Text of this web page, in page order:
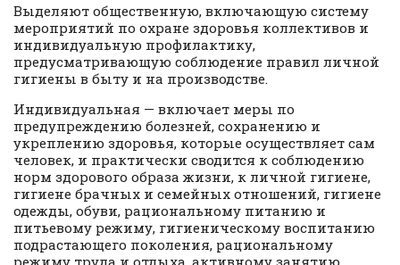
Выделяют общественную, включающую систему
мероприятий по охране здоровья коллективов и
индивидуальную профилактику,
предусматривающую соблюдение правил личной
гигиены в быту и на производстве.
Индивидуальная — включает меры по
предупреждению болезней, сохранению и
укреплению здоровья, которые осуществляет сам
человек, и практически сводится к соблюдению
норм здорового образа жизни, к личной гигиене,
гигиене брачных и семейных отношений, гигиене
одежды, обуви, рациональному питанию и
питьевому режиму, гигиеническому воспитанию
подрастающего поколения, рациональному
режиму труда и отдыха, активному занятию